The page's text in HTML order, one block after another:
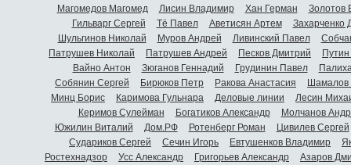
Магомедов Магомед
Лисин Владимир Хан Герман
Золотов
Гильварг Сергей
Тё Павел Аветисян Артем
Захарченко
Шульгинов Николай
Муров Андрей Ливинский Павел
Патрушев Николай
Патрушев Андрей Песков Дмитрий
Вайно Антон
Зюганов Геннадий Грудинин Павел
Собянин Сергей
Бирюков Петр Ракова Анастасия
Шамалов
Минц Борис
Каримова Гульнара Деловые линии
Лесин
Керимов Сулейман
Богатиков Александр
Молчанов
Южилин Виталий
Дом.РФ Ротенберг Роман
Цивилев Сергей
Судариков Сергей
Сечин Игорь Евтушенков Владимир
Ростехнадзор
Усс Александр Григорьев Александр
Азаров